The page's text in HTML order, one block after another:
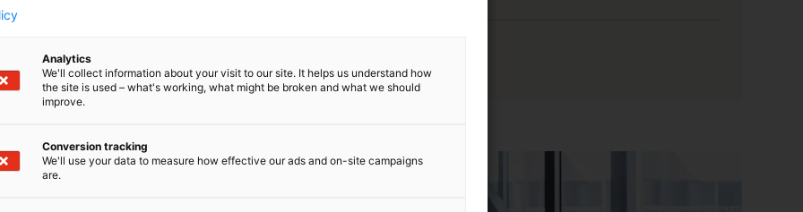
ge kvitto
Analytics
We'll collect information about your visit to our site. It helps us understand how
the site is used – what's working, what might be broken and what we should
improve.
Conversion tracking
We'll use your data to measure how effective our ads and on-site campaigns
are.